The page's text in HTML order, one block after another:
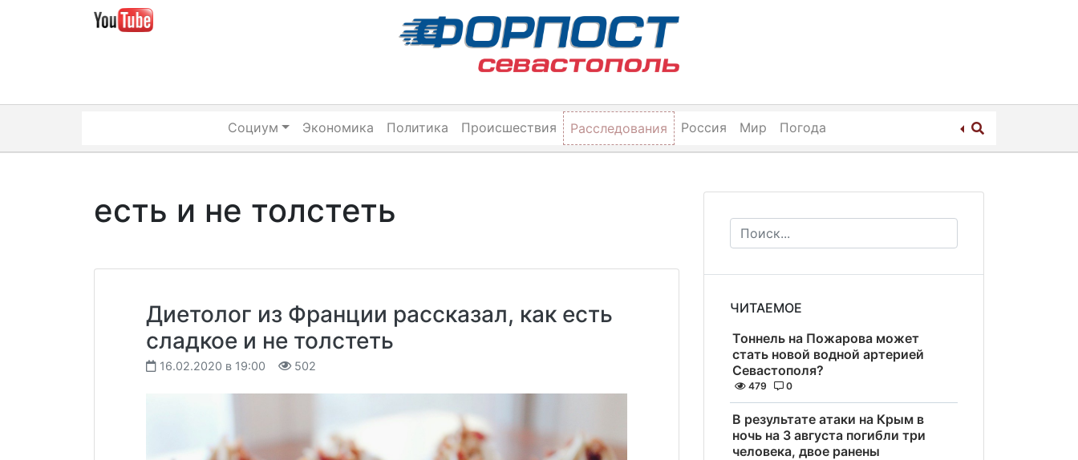
Социум Экономика Политика Происшествия Расследования Россия Мир Погода
есть и не толстеть
Диетолог из Франции рассказал, как есть
сладкое и не толстеть
16.02.2020 в 19:00 502
ЧИТАЕМОЕ
Тоннель на Пожарова может
стать новой водной артерией
Севастополя?
479 0
В результате атаки на Крым в
ночь на 3 августа погибли три
человека, двое ранены